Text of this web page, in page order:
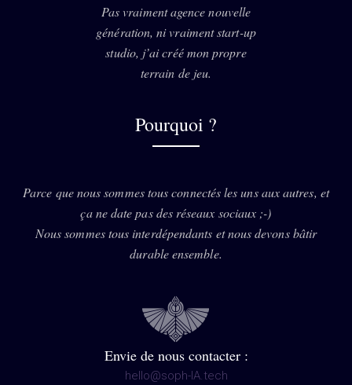
Pas vraiment agence nouvelle
génération, ni vraiment start-up
studio, j’ai créé mon propre
terrain de jeu.
Pourquoi ?
Parce que nous sommes tous connectés les uns aux autres, et
ça ne date pas des réseaux sociaux ;-)
Nous sommes tous interdépendants et nous devons bâtir
durable ensemble.
Envie de nous contacter :
hello@soph-IA.tech